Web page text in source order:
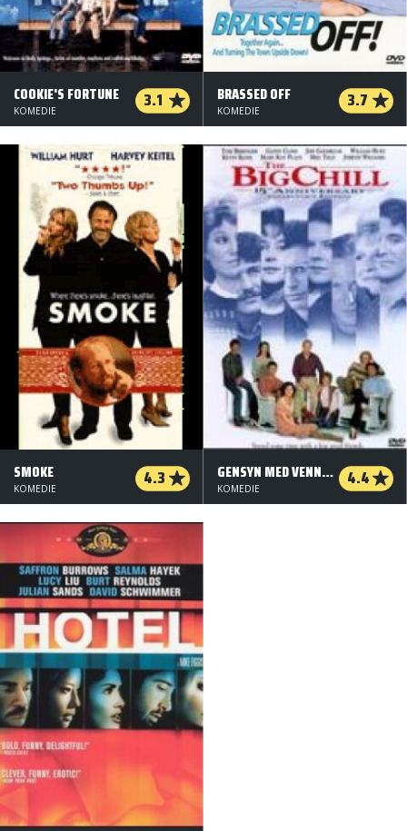
COOKIE'S FORTUNE 3.1
KOMEDIE
BRASSED OFF 3.7
KOMEDIE
SMOKE 4.3
KOMEDIE
GENSYN MED VENNERNE 4.4
KOMEDIE